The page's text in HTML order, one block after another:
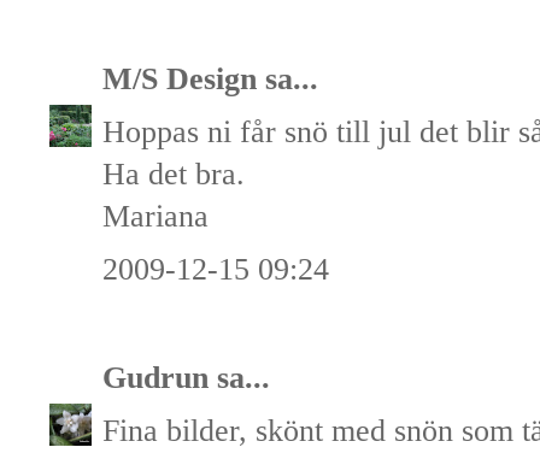
M/S Design sa...
Hoppas ni får snö till jul det blir
Ha det bra.
Mariana
2009-12-15 09:24
Gudrun sa...
Fina bilder, skönt med snön som